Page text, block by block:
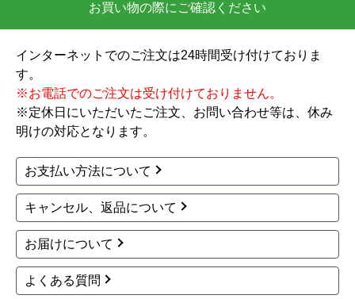
お買い物の際にご確認ください
インターネットでのご注文は24時間受け付けておりま
す。
※お電話でのご注文は受け付けておりません。
※定休日にいただいたご注文、お問い合わせ等は、休み
明けの対応となります。
お支払い方法について
キャンセル、返品について
お届けについて
よくある質問